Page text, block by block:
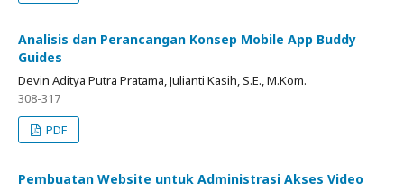
Analisis dan Perancangan Konsep Mobile App Buddy
Guides
Devin Aditya Putra Pratama, Julianti Kasih, S.E., M.Kom.
308-317
PDF
Pembuatan Website untuk Administrasi Akses Video